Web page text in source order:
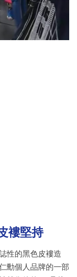
褸堅持
性的黑色皮褸造
勳個人品牌的一部